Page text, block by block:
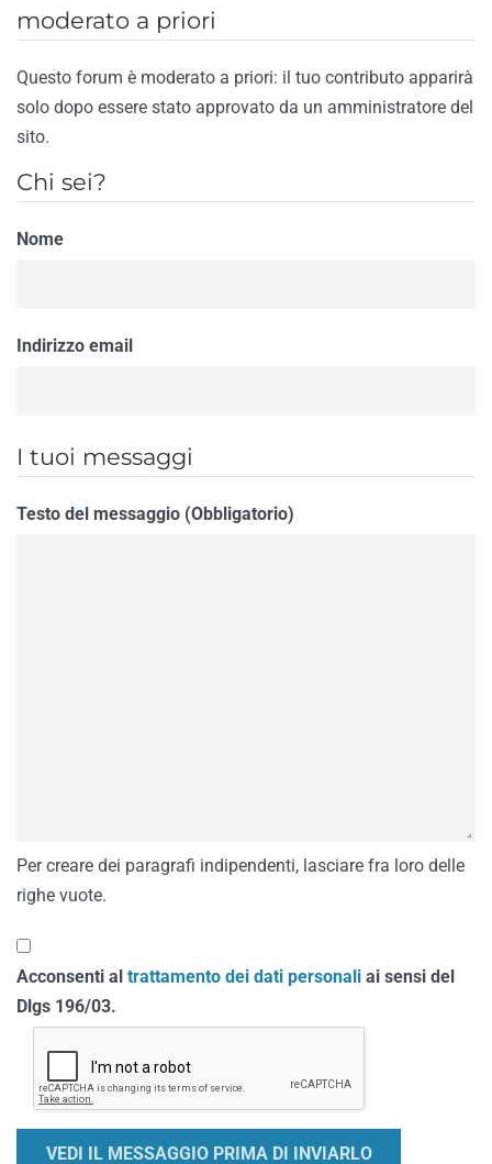
moderato a priori
Questo forum è moderato a priori: il tuo contributo apparirà
solo dopo essere stato approvato da un amministratore del
sito.
Chi sei?
Nome
Indirizzo email
I tuoi messaggi
Testo del messaggio (Obbligatorio)
Per creare dei paragrafi indipendenti, lasciare fra loro delle
righe vuote.
Acconsenti al trattamento dei dati personali ai sensi del
Dlgs 196/03.